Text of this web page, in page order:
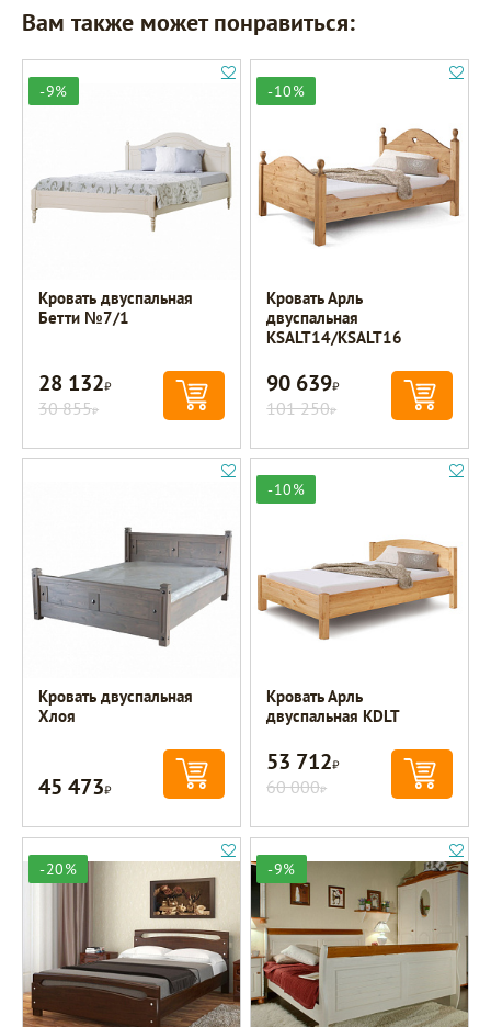
Вам также может понравиться:
-9%
Кровать двуспальная
Бетти №7/1
28 132Р
30 855Р
-10%
Кровать Арль
двуспальная
KSALT14/KSALT16
90 639Р
101 250Р
Кровать двуспальная
Хлоя
45 473Р
-10%
Кровать Арль
двуспальная KDLT
53 712Р
60 000Р
-20% -9%